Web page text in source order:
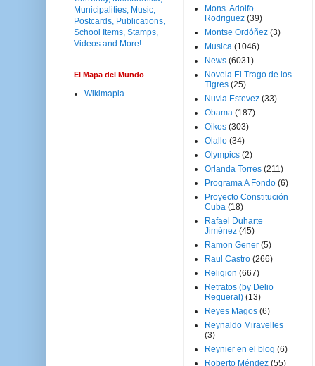
El Mapa del Mundo
Wikimapia
Mons. Adolfo
Rodriguez (39)
Montse Ordóñez (3)
Musica (1046)
News (6031)
Novela El Trago de los
Tigres (25)
Nuvia Estevez (33)
Obama (187)
Oikos (303)
Olallo (34)
Olympics (2)
Orlanda Torres (211)
Programa A Fondo (6)
Proyecto Constitución
Cuba (18)
Rafael Duharte
Jiménez (45)
Ramon Gener (5)
Raul Castro (266)
Religion (667)
Retratos (by Delio
Regueral) (13)
Reyes Magos (6)
Reynaldo Miravelles
(3)
Reynier en el blog (6)
Roberto Méndez (55)